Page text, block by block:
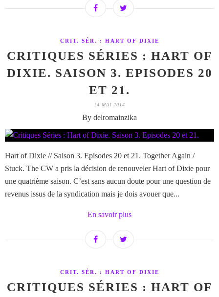
CRIT. SÉR. : HART OF DIXIE
CRITIQUES SÉRIES : HART OF
DIXIE. SAISON 3. EPISODES 20
ET 21.
14 MAI 2014
By delromainzika
Hart of Dixie // Saison 3. Episodes 20 et 21. Together Again /
Stuck. The CW a pris la décision de renouveler Hart of Dixie pour
une quatrième saison. C’est sans aucun doute pour une question de
revenus issus de la syndication mais je dois avouer que...
En savoir plus
CRIT. SÉR. : HART OF DIXIE
CRITIQUES SÉRIES : HART OF